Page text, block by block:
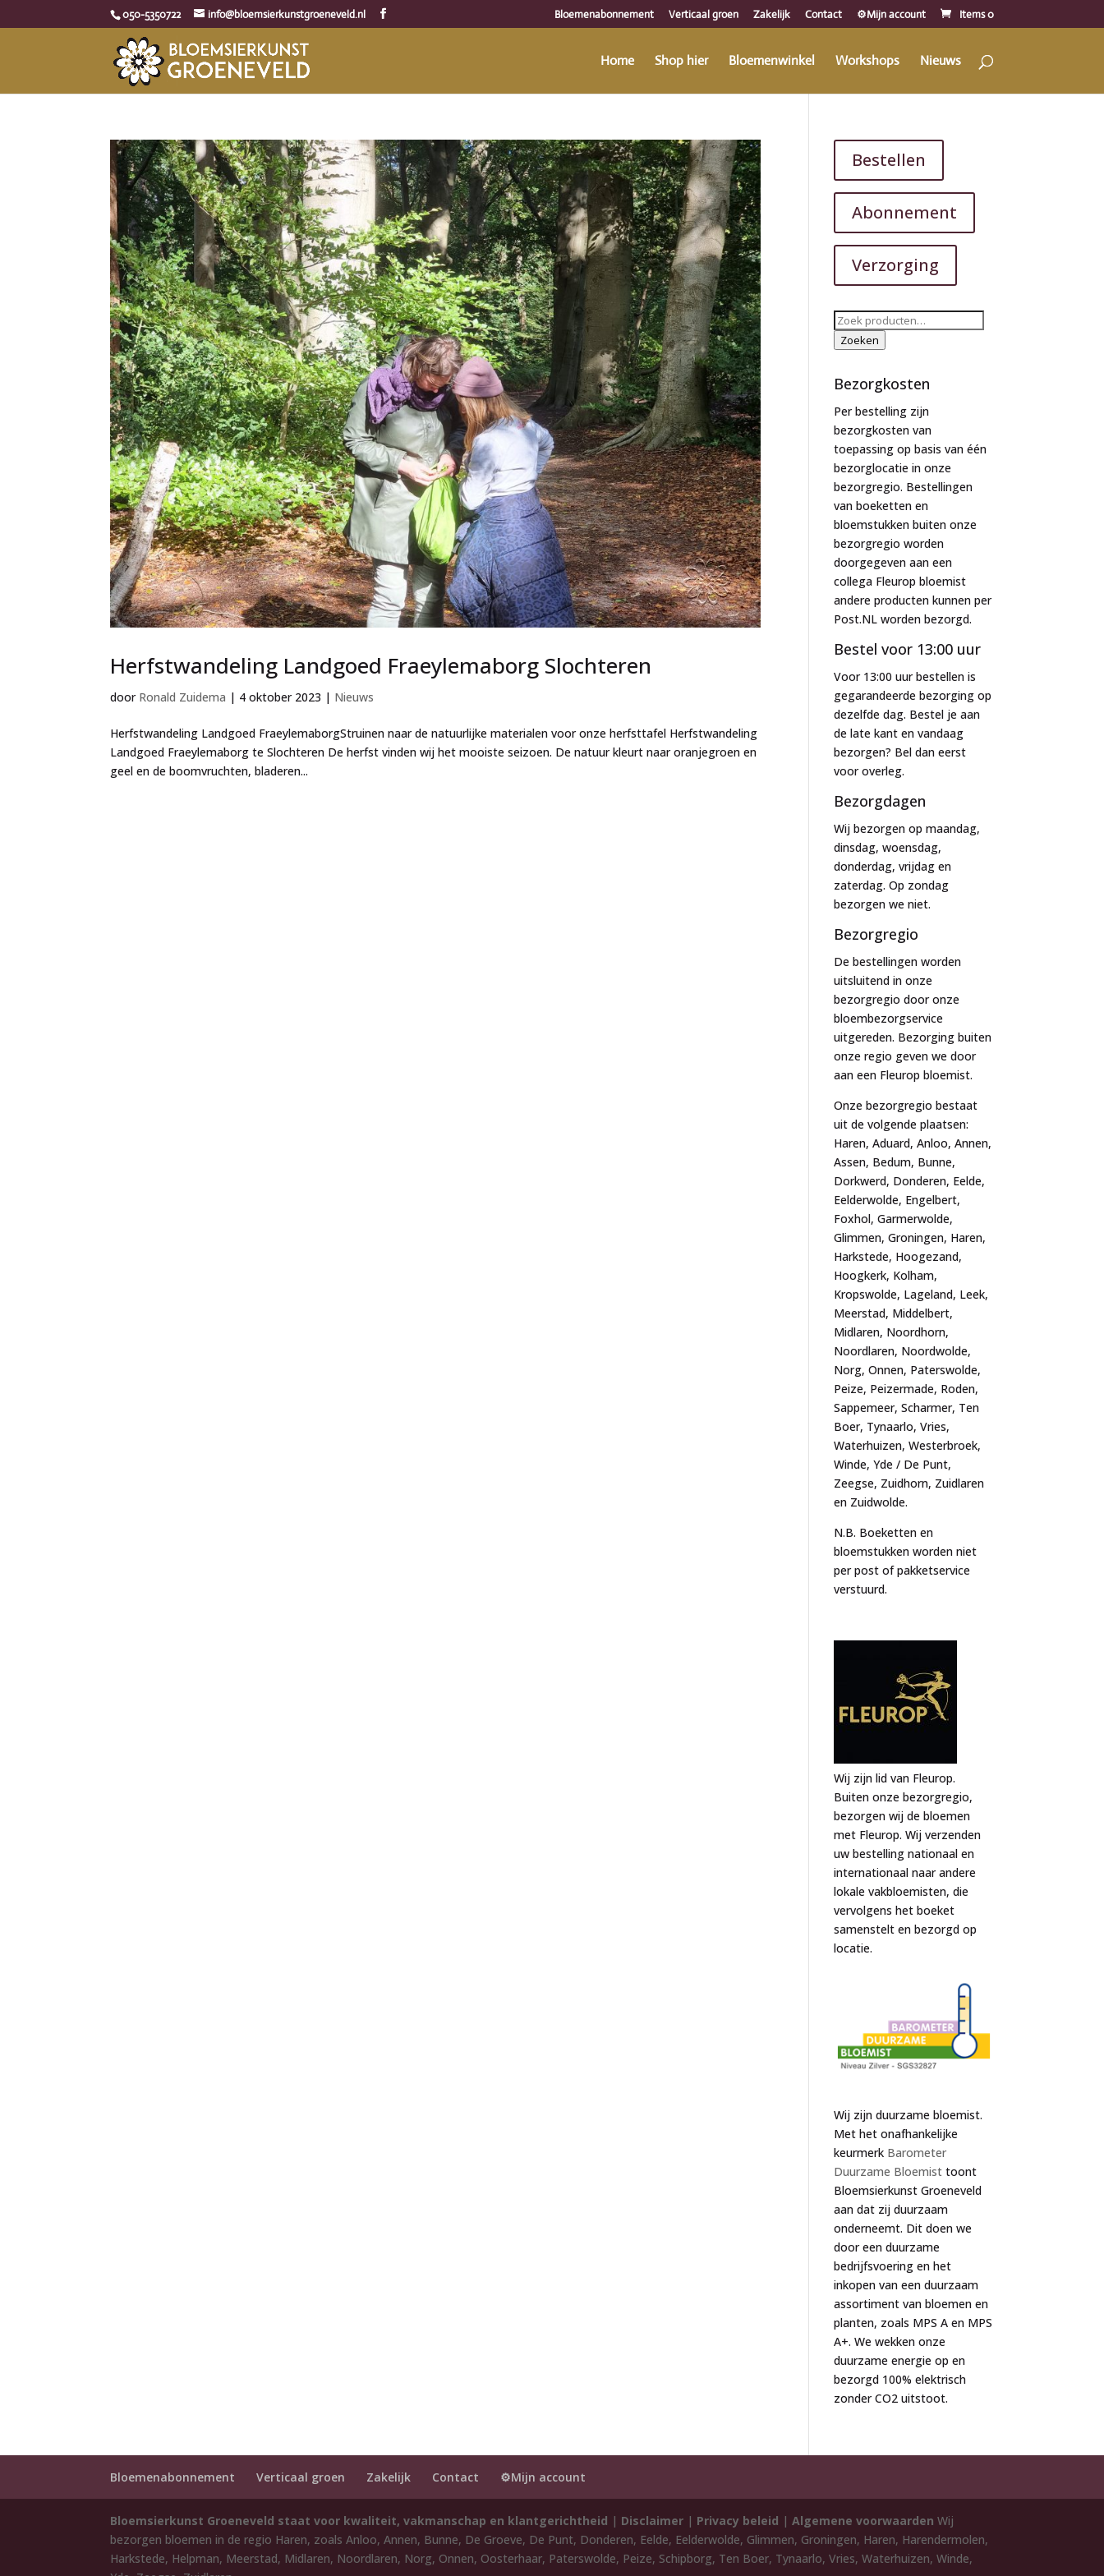
050-5350722 info@bloemsierkunstgroeneveld.nl Bloemenabonnement Verticaal groen Zakelijk Contact ⚙️Mijn account Items 0
Home Shop hier Bloemenwinkel Workshops Nieuws
Herfstwandeling Landgoed Fraeylemaborg Slochteren
door Ronald Zuidema | 4 oktober 2023 | Nieuws
Herfstwandeling Landgoed FraeylemaborgStruinen naar de natuurlijke materialen voor onze herfsttafel Herfstwandeling
Landgoed Fraeylemaborg te Slochteren De herfst vinden wij het mooiste seizoen. De natuur kleurt naar oranjegroen en
geel en de boomvruchten, bladeren...
Bestellen
Abonnement
Verzorging
Zoeken
naar:
Zoeken
Bezorgkosten
Per bestelling zijn
bezorgkosten van
toepassing op basis van één
bezorglocatie in onze
bezorgregio. Bestellingen
van boeketten en
bloemstukken buiten onze
bezorgregio worden
doorgegeven aan een
collega Fleurop bloemist
andere producten kunnen per
Post.NL worden bezorgd.
Bestel voor 13:00 uur
Voor 13:00 uur bestellen is
gegarandeerde bezorging op
dezelfde dag. Bestel je aan
de late kant en vandaag
bezorgen? Bel dan eerst
voor overleg.
Bezorgdagen
Wij bezorgen op maandag,
dinsdag, woensdag,
donderdag, vrijdag en
zaterdag. Op zondag
bezorgen we niet.
Bezorgregio
De bestellingen worden
uitsluitend in onze
bezorgregio door onze
bloembezorgservice
uitgereden. Bezorging buiten
onze regio geven we door
aan een Fleurop bloemist.
Onze bezorgregio bestaat
uit de volgende plaatsen:
Haren, Aduard, Anloo, Annen,
Assen, Bedum, Bunne,
Dorkwerd, Donderen, Eelde,
Eelderwolde, Engelbert,
Foxhol, Garmerwolde,
Glimmen, Groningen, Haren,
Harkstede, Hoogezand,
Hoogkerk, Kolham,
Kropswolde, Lageland, Leek,
Meerstad, Middelbert,
Midlaren, Noordhorn,
Noordlaren, Noordwolde,
Norg, Onnen, Paterswolde,
Peize, Peizermade, Roden,
Sappemeer, Scharmer, Ten
Boer, Tynaarlo, Vries,
Waterhuizen, Westerbroek,
Winde, Yde / De Punt,
Zeegse, Zuidhorn, Zuidlaren
en Zuidwolde.
N.B. Boeketten en
bloemstukken worden niet
per post of pakketservice
verstuurd.
Wij zijn lid van Fleurop.
Buiten onze bezorgregio,
bezorgen wij de bloemen
met Fleurop. Wij verzenden
uw bestelling nationaal en
internationaal naar andere
lokale vakbloemisten, die
vervolgens het boeket
samenstelt en bezorgd op
locatie.
Wij zijn duurzame bloemist.
Met het onafhankelijke
keurmerk Barometer
Duurzame Bloemist toont
Bloemsierkunst Groeneveld
aan dat zij duurzaam
onderneemt. Dit doen we
door een duurzame
bedrijfsvoering en het
inkopen van een duurzaam
assortiment van bloemen en
planten, zoals MPS A en MPS
A+. We wekken onze
duurzame energie op en
bezorgd 100% elektrisch
zonder CO2 uitstoot.
Bloemenabonnement Verticaal groen Zakelijk Contact ⚙️Mijn account
Bloemsierkunst Groeneveld staat voor kwaliteit, vakmanschap en klantgerichtheid | Disclaimer | Privacy beleid |Algemene voorwaarden Wij
bezorgen bloemen in de regio Haren, zoals Anloo, Annen, Bunne, De Groeve, De Punt, Donderen, Eelde, Eelderwolde, Glimmen, Groningen, Haren, Harendermolen,
Harkstede, Helpman, Meerstad, Midlaren, Noordlaren, Norg, Onnen, Oosterhaar, Paterswolde, Peize, Schipborg, Ten Boer, Tynaarlo, Vries, Waterhuizen, Winde,